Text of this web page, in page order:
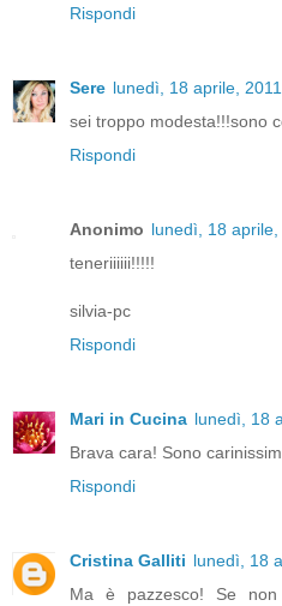
Rispondi
Sere lunedì, 18 aprile, 2011
sei troppo modesta!!!sono
Rispondi
Anonimo lunedì, 18 aprile,
teneriiiiii!!!!!
silvia-pc
Rispondi
Mari in Cucina lunedì, 18
Brava cara! Sono
Rispondi
Cristina Galliti lunedì, 18
Ma è pazzesco! Se